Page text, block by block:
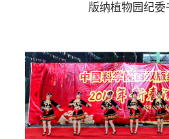
版纳植物园纪委